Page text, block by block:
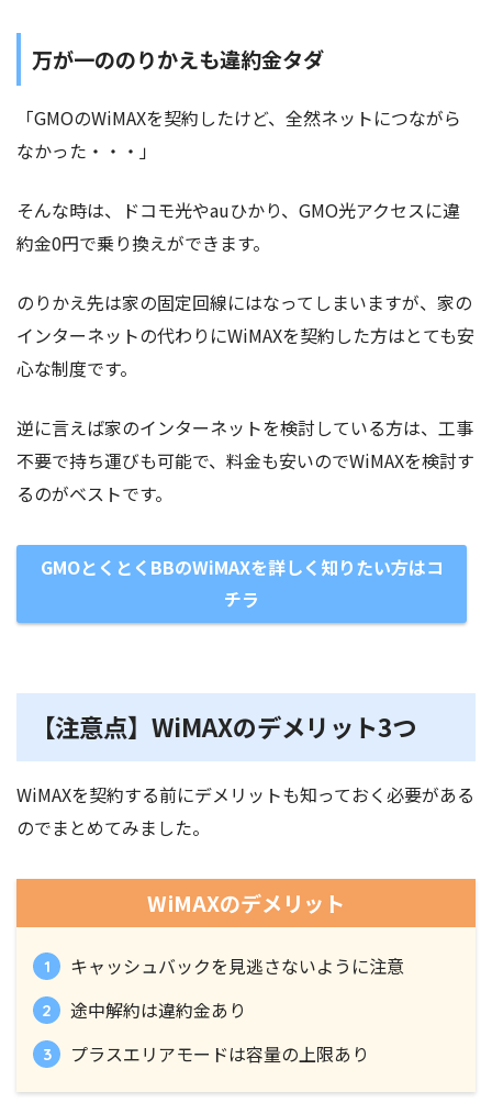
万が一ののりかえも違約金タダ
「GMOのWiMAXを契約したけど、全然ネットにつながら
なかった・・・」
そんな時は、ドコモ光やauひかり、GMO光アクセスに違
約金0円で乗り換えができます。
のりかえ先は家の固定回線にはなってしまいますが、家の
インターネットの代わりにWiMAXを契約した方はとても安
心な制度です。
逆に言えば家のインターネットを検討している方は、工事
不要で持ち運びも可能で、料金も安いのでWiMAXを検討す
るのがベストです。
GMOとくとくBBのWiMAXを詳しく知りたい方はコ
チラ
【注意点】WiMAXのデメリット3つ
WiMAXを契約する前にデメリットも知っておく必要がある
のでまとめてみました。
WiMAXのデメリット
キャッシュバックを見逃さないように注意
途中解約は違約金あり
プラスエリアモードは容量の上限あり